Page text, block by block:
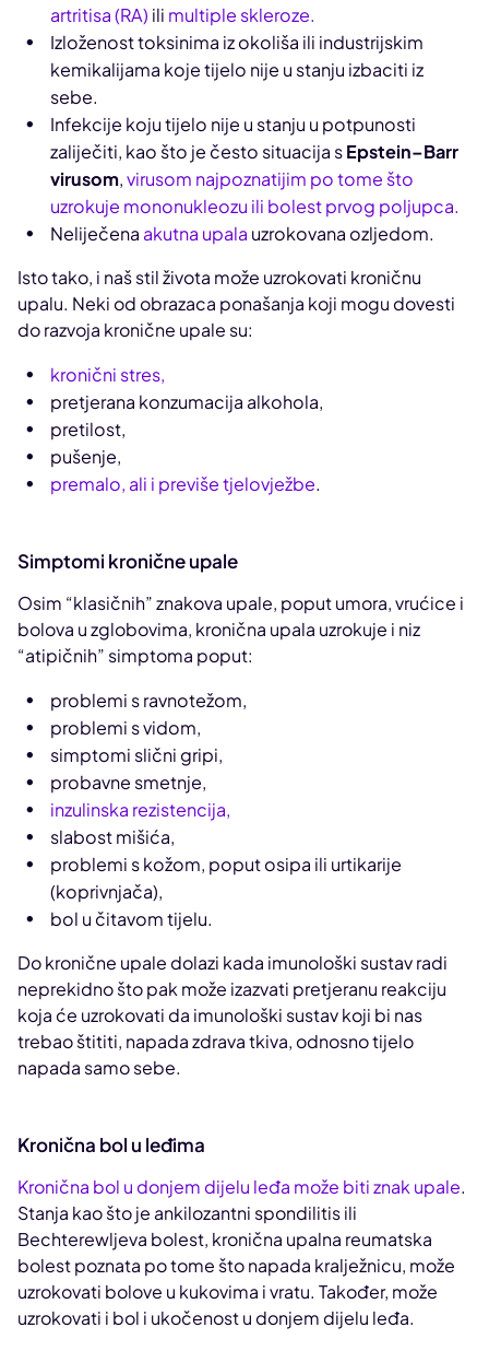
artritisa (RA) ili multiple skleroze.
Izloženost toksinima iz okoliša ili industrijskim
kemikalijama koje tijelo nije u stanju izbaciti iz
sebe.
Infekcije koju tijelo nije u stanju u potpunosti
zaliječiti, kao što je često situacija sEpstein–Barr
virusom,virusom najpoznatijim po tome što
uzrokuje mononukleozu ili bolest prvog poljupca.
Neliječena akutna upala uzrokovana ozljedom.
Isto tako, i naš stil života može uzrokovati kroničnu
upalu. Neki od obrazaca ponašanja koji mogu dovesti
do razvoja kronične upale su:
kronični stres,
pretjerana konzumacija alkohola,
pretilost,
pušenje,
premalo, ali i previše tjelovježbe.
Simptomi kronične upale
Osim “klasičnih” znakova upale, poput umora, vrućice i
bolova u zglobovima, kronična upala uzrokuje i niz
“atipičnih” simptoma poput:
problemi s ravnotežom,
problemi s vidom,
simptomi slični gripi,
probavne smetnje,
inzulinska rezistencija,
slabost mišića,
problemi s kožom, poput osipa ili urtikarije
(koprivnjača),
bol u čitavom tijelu.
Do kronične upale dolazi kada imunološki sustav radi
neprekidno što pak može izazvati pretjeranu reakciju
koja će uzrokovati da imunološki sustav koji bi nas
trebao štititi, napada zdrava tkiva, odnosno tijelo
napada samo sebe.
Kronična bol u leđima
Kronična bol u donjem dijelu leđa može biti znak upale.
Stanja kao što je ankilozantni spondilitis ili
Bechterewljeva bolest, kronična upalna reumatska
bolest poznata po tome što napada kralježnicu, može
uzrokovati bolove u kukovima i vratu. Također, može
uzrokovati i bol i ukočenost u donjem dijelu leđa.